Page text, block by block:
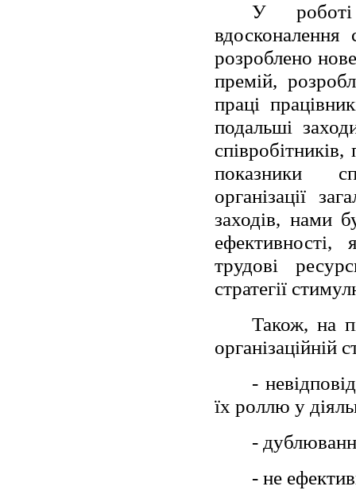
У
вдосконалення
розроблено
премій,
праці
подальші
показники
організації
заходів, нами
трудові
стратегії
Також, на
організаційній
-
їх роллю у
-
- не